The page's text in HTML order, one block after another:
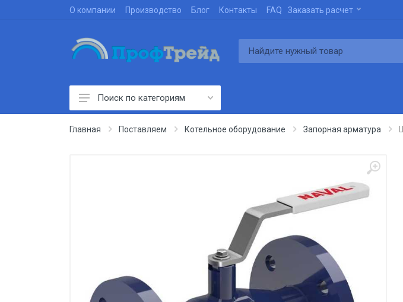
О компании Производство Блог Контакты FAQ Заказать расчет
Производим
Поиск по категориям
Главная Поставляем Котельное оборудование Запорная арматура